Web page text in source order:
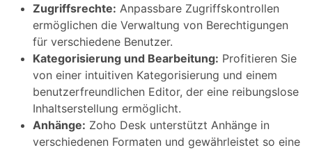
Zugriffsrechte: Anpassbare Zugriffskontrollen
ermöglichen die Verwaltung von Berechtigungen
für verschiedene Benutzer.
Kategorisierung und Bearbeitung: Profitieren Sie
von einer intuitiven Kategorisierung und einem
benutzerfreundlichen Editor, der eine reibungslose
Inhaltserstellung ermöglicht.
Anhänge: Zoho Desk unterstützt Anhänge in
verschiedenen Formaten und gewährleistet so eine